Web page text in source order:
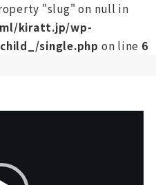
"slug" on null in
kiratt.jp/wp-
single.php on line 6